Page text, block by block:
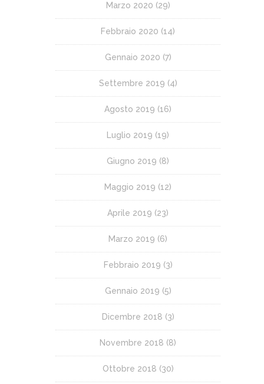
Marzo 2020 (29)
Febbraio 2020 (14)
Gennaio 2020 (7)
Settembre 2019 (4)
Agosto 2019 (16)
Luglio 2019 (19)
Giugno 2019 (8)
Maggio 2019 (12)
Aprile 2019 (23)
Marzo 2019 (6)
Febbraio 2019 (3)
Gennaio 2019 (5)
Dicembre 2018 (3)
Novembre 2018 (8)
Ottobre 2018 (30)